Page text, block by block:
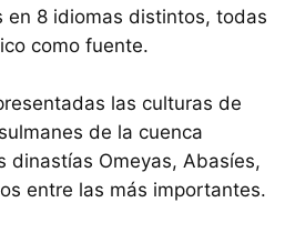
en 8 idiomas distintos, todas
como fuente.
las culturas de
de la cuenca
dinastías Omeyas, Abasíes,
entre las más importantes.